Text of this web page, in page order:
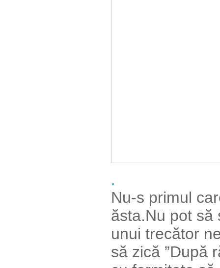
.
Nu-s primul
ăsta.Nu pot să
unui trecător
să zică ”După